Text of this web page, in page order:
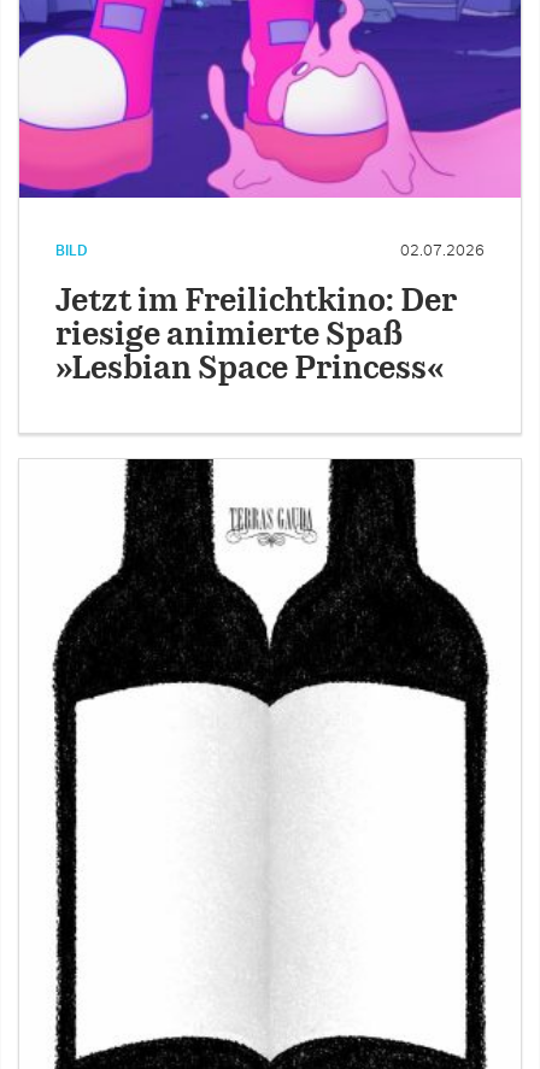
BILD 02.07.2026
Jetzt im Freilichtkino: Der
riesige animierte Spaß
»Lesbian Space Princess«